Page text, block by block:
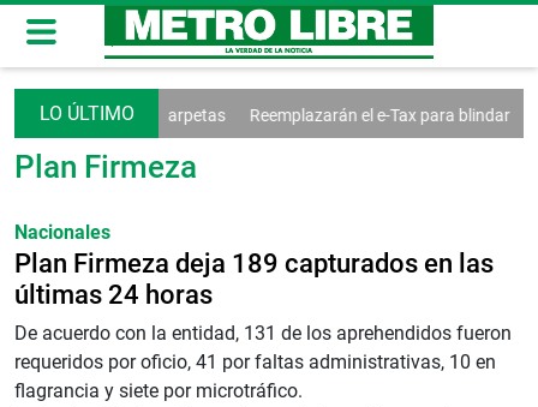
380 indiciados y 22 carpetas Reemplazarán el e-Tax para blindar
Plan Firmeza
Nacionales
Plan Firmeza deja 189 capturados en las
últimas 24 horas
De acuerdo con la entidad, 131 de los aprehendidos fueron
requeridos por oficio, 41 por faltas administrativas, 10 en
flagrancia y siete por microtráfico.